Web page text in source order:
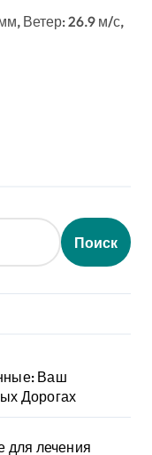
Ветер: 26.9 м/с,
Поиск
Ваш
Дорогах
для лечения